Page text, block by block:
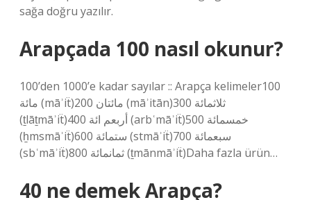
sağa doğru yazılır.
Arapçada 100 nasıl okunur?
100’den 1000’e kadar sayılar :: Arapça kelimeler100
مائة (māʾiẗ)200 مائتان (māʾitān)300 ثلاثمائة
(ṯlāṯmāʾiẗ)400 أربعم ائة (arbʿmāʾiẗ)500 خمسمائة
(ẖmsmāʾiẗ)600 ستمائة (stmāʾiẗ)700 سبعمائة
(sbʿmāʾiẗ)800 ثمانمائة (ṯmānmāʾiẗ)Daha fazla ürün…
40 ne demek Arapça?